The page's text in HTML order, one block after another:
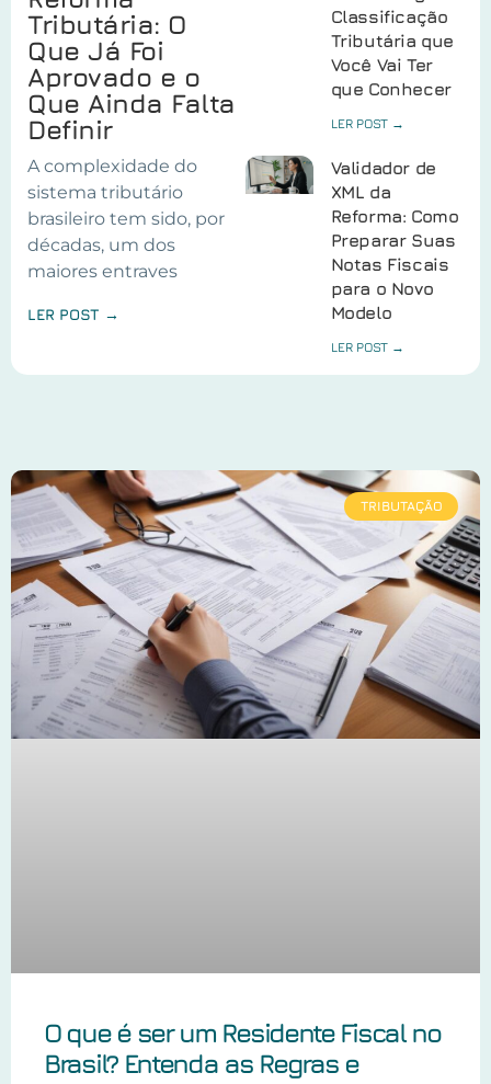
Tributária: O
Que Já Foi
Aprovado e o
Que Ainda Falta
Definir
A complexidade do
sistema tributário
brasileiro tem sido, por
décadas, um dos
maiores entraves
LER POST →
Classificação
Tributária que
Você Vai Ter
que Conhecer
LER POST →
Validador de
XML da
Reforma: Como
Preparar Suas
Notas Fiscais
para o Novo
Modelo
LER POST →
TRIBUTAÇÃO
O que é ser um Residente Fiscal no
Brasil? Entenda as Regras e